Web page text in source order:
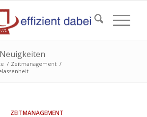
/ Zeitmanagement /
ZEITMANAGEMENT